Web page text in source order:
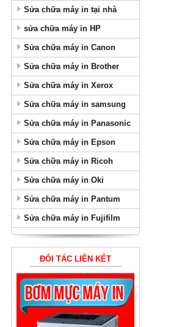
Sửa chữa máy in tại nhà
sửa chữa máy in HP
Sửa chữa máy in Canon
Sửa chữa máy in Brother
Sửa chữa máy in Xerox
Sửa chữa máy in samsung
Sửa chữa máy in Panasonic
Sửa chữa máy in Epson
Sửa chữa máy in Ricoh
Sửa chữa máy in Oki
Sửa chữa máy in Pantum
Sửa chữa máy in Fujifilm
ĐỐI TÁC LIÊN KẾT